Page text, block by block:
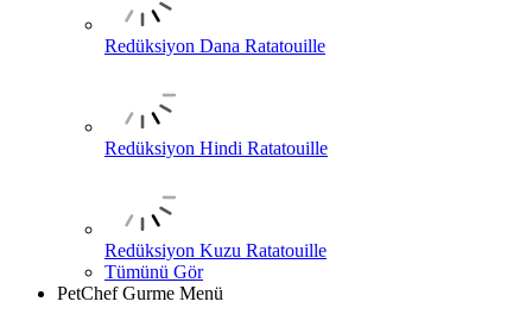
Redüksiyon Dana Ratatouille
Redüksiyon Hindi Ratatouille
Redüksiyon Kuzu Ratatouille
Tümünü Gör
PetChef Gurme Menü